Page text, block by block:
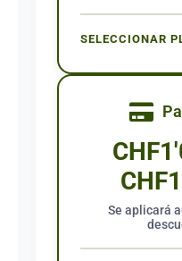
SELECCIONAR
CHF
CHF
Se aplicará